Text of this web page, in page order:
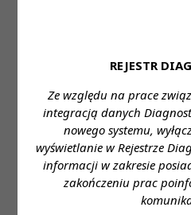
REJESTR
Ze względu na prace
integracją danych
nowego systemu,
wyświetlanie w Rejestrze
informacji w zakresie
zakończeniu prac
laboratorium diagnostycznego
do ewidencji laboratoriów
prowadzonej przez Krajową
Radę Diagnostów
Laboratoryjnych.
Uchwała Nr 119/P/VI/2023
Prezydium Krajowej Rady
Diagnostów Laboratoryjnych z
dnia 17 maja 2023 r. w sprawie